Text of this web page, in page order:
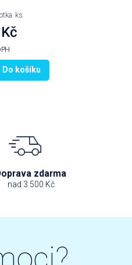
ks
Do košíku
zdarma
nad 3 500 Kč